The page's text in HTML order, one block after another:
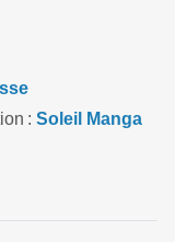
Soleil Manga